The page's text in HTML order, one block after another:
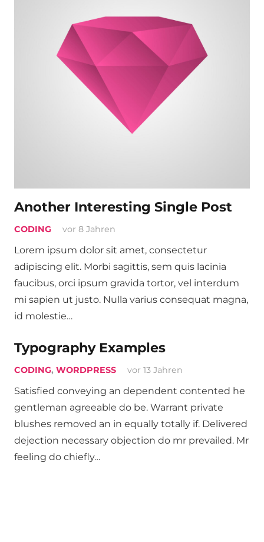
Another Interesting Single Post
CODING vor 8 Jahren
Lorem ipsum dolor sit amet, consectetur
adipiscing elit. Morbi sagittis, sem quis lacinia
faucibus, orci ipsum gravida tortor, vel interdum
mi sapien ut justo. Nulla varius consequat magna,
id molestie…
Typography Examples
CODING, WORDPRESS vor 13 Jahren
Satisfied conveying an dependent contented he
gentleman agreeable do be. Warrant private
blushes removed an in equally totally if. Delivered
dejection necessary objection do mr prevailed. Mr
feeling do chiefly…